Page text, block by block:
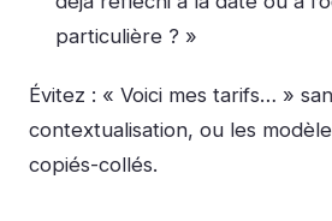
particulière ? »
Évitez : « Voici mes tarifs… »
contextualisation, ou les
copiés-collés.